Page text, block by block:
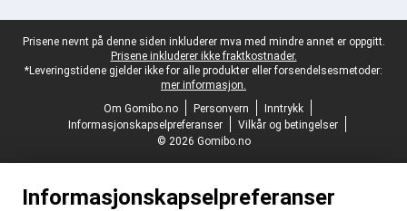
Juridisk bunntekst
Prisene nevnt på denne siden inkluderer mva med mindre annet er oppgitt.
Prisene inkluderer ikke fraktkostnader.
*Leveringstidene gjelder ikke for alle produkter eller forsendelsesmetoder:
mer informasjon.
Om Gomibo.no
Personvern
Inntrykk
Informasjonskapselpreferanser
Vilkår og betingelser
© 2026 Gomibo.no
Informasjonskapselpreferanser